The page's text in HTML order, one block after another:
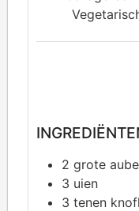
2 grote
3 uien
3 tenen